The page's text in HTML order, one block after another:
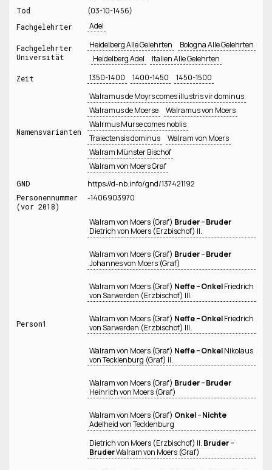
Tod (03-10-1456)
Fachgelehrter Adel
Fachgelehrter
Universität
Heidelberg Alle Gelehrten
Bologna Alle Gelehrten
Heidelberg Adel
Italien Alle Gelehrten
Zeit 1350-1400 1400-1450 1450-1500
Namensvarianten
Walramus de Moyrs comes illustris vir dominus
Walramus de Moerse
Walramus von Moers
Walrmus Murse comes noblis
Traiectensis dominus
Walram von Moers
Walram Münster Bischof
Walram von Moers Graf
GND https://d-nb.info/gnd/137421192
Personennummer
(vor 2018)
-1406903970
Person1
Walram von Moers (Graf) Bruder − Bruder
Dietrich von Moers (Erzbischof) II.
Walram von Moers (Graf) Bruder − Bruder
Johannes von Moers (Graf)
Walram von Moers (Graf) Neffe − OnkelFriedrich
von Sarwerden (Erzbischof) III.
Walram von Moers (Graf) Neffe − OnkelFriedrich
von Sarwerden (Erzbischof) III.
Walram von Moers (Graf) Neffe − OnkelNikolaus
von Tecklenburg (Graf) II.
Walram von Moers (Graf) Bruder − Bruder
Heinrich von Moers (Graf)
Walram von Moers (Graf) Onkel − Nichte
Adelheid von Tecklenburg
Dietrich von Moers (Erzbischof) II. Bruder −
BruderWalram von Moers (Graf)